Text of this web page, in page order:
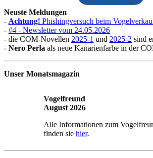
Neuste Meldungen
- Achtung! Phishingversuch beim
- #4 - Newsletter vom 24.05.2026
- die COM-Novellen 2025-1 und 2025-2 sind
- Nero Perla als neue Kanarienfarbe in der
Unser Monatsmagazin
Vogelfreund
August 2026
Alle Informationen zum
finden sie hier.